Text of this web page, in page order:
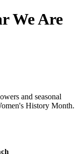
We Are
and seasonal
History Month.